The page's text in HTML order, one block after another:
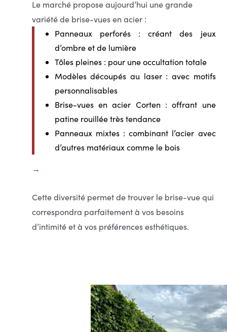
Le marché propose aujourd’hui une grande
variété de brise-vues en acier :
Panneaux perforés: créant des jeux
d’ombre et de lumière
Tôles pleines: pour une occultation totale
Modèles découpés au laser: avec motifs
personnalisables
Brise-vues en acier Corten : offrant une
patine rouillée très tendance
Panneaux mixtes: combinant l’acier avec
d’autres matériaux comme le bois
Cette diversité permet de trouver le brise-vue qui
correspondra parfaitement à vos besoins
d’intimité et à vos préférences esthétiques.